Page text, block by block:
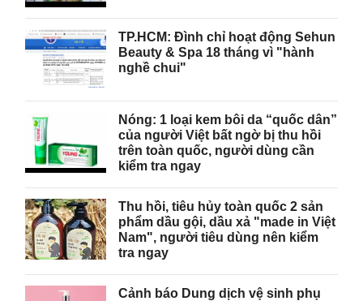
TP.HCM: Đình chỉ hoạt động Sehun
Beauty & Spa 18 tháng vì "hành
nghề chui"
Nóng: 1 loại kem bôi da “quốc dân”
của người Việt bất ngờ bị thu hồi
trên toàn quốc, người dùng cần
kiểm tra ngay
Thu hồi, tiêu hủy toàn quốc 2 sản
phẩm dầu gội, dầu xả "made in Việt
Nam", người tiêu dùng nên kiểm
tra ngay
Cảnh báo Dung dịch vệ sinh phụ